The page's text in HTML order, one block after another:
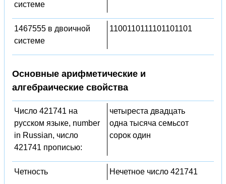
системе
1467555 в двоичной
системе
1100110111101101101
Основные арифметические и
алгебраические свойства
Число 421741 на
русском языке, number
in Russian, число
421741 прописью:
четыреста двадцать
одна тысяча семьсот
сорок один
Четность Нечетное число 421741